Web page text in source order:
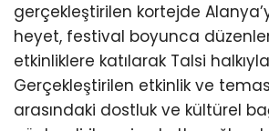
gerçekleştirilen kortejde
heyet, festival boyunca
etkinliklere katılarak Talsi
Gerçekleştirilen etkinlik ve
arasındaki dostluk ve kültürel